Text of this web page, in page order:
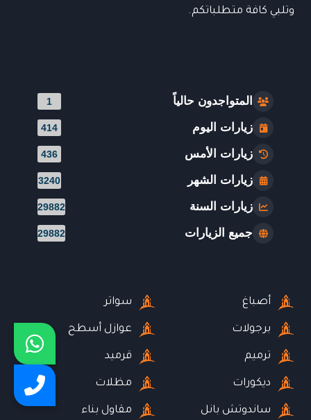
وتلبي كافة متطلباتكم.
المتواجدون حالياً 1
زيارات اليوم 414
زيارات الأمس 436
زيارات الشهر 3240
زيارات السنة 29882
جميع الزيارات 29882
أصباغ
برجولات
ترميم
ديكورات
ساندوتش بانل
سواتر
عوازل أسطح
قرميد
مظلات
مقاول بناء